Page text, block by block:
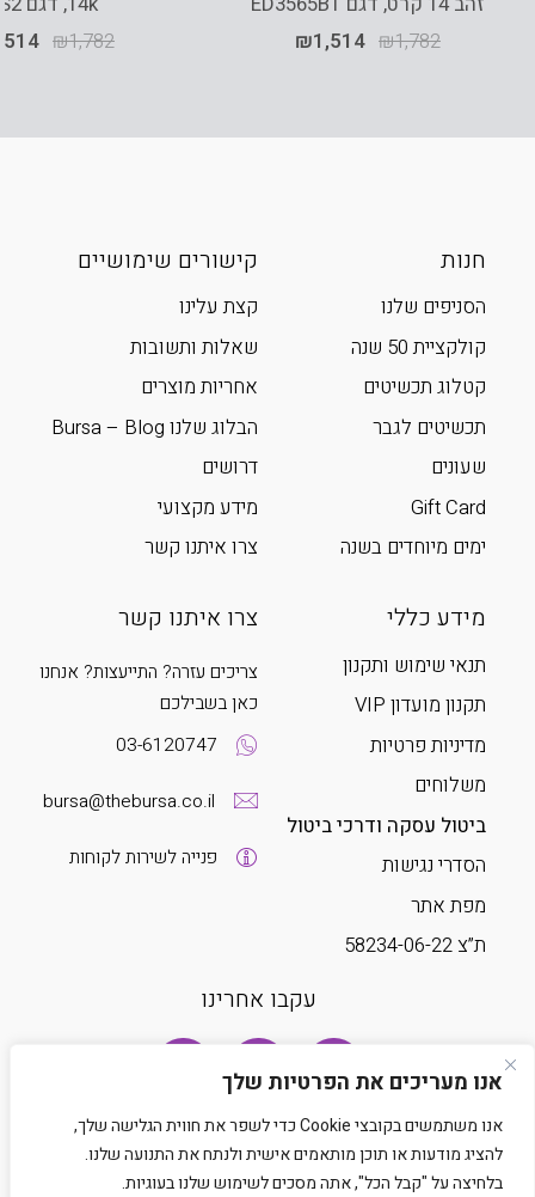
אנו מעריכים את הפרטיות שלך
אנו משתמשים בקובצי Cookie כדי לשפר את חווית הגלישה שלך,
להציג מודעות או תוכן מותאמים אישית ולנתח את התנועה שלנו.
בלחיצה על "קבל הכל", אתה מסכים לשימוש שלנו בעוגיות.
₪1,782
₪1,514
₪1,782
חנות
הסניפים שלנו
קולקציית 50 שנה
קטלוג תכשיטים
תכשיטים לגבר
שעונים
Gift Card
ימים מיוחדים בשנה
קישורים שימושיים
קצת עלינו
שאלות ותשובות
אחריות מוצרים
הבלוג שלנו Bursa – Blog
דרושים
מידע מקצועי
צרו איתנו קשר
מידע כללי
תנאי שימוש ותקנון
תקנון מועדון VIP
מדיניות פרטיות
משלוחים
ביטול עסקה ודרכי ביטול
הסדרי נגישות
מפת אתר
ת”צ 58234-06-22
צרו איתנו קשר
צריכים עזרה? התייעצות? אנחנו
כאן בשבילכם
03-6120747
bursa@thebursa.co.il
פנייה לשירות לקוחות
עקבו אחרינו